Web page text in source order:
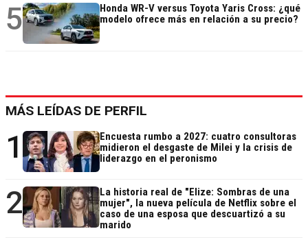
5
Honda WR-V versus Toyota Yaris Cross: ¿qué
modelo ofrece más en relación a su precio?
MÁS LEÍDAS DE PERFIL
1
Encuesta rumbo a 2027: cuatro consultoras
midieron el desgaste de Milei y la crisis de
liderazgo en el peronismo
2
La historia real de "Elize: Sombras de una
mujer", la nueva película de Netflix sobre el
caso de una esposa que descuartizó a su
marido